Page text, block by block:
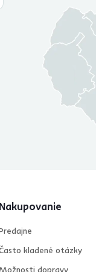
Nakupovanie
kladené otázky
Možnosti dopravy